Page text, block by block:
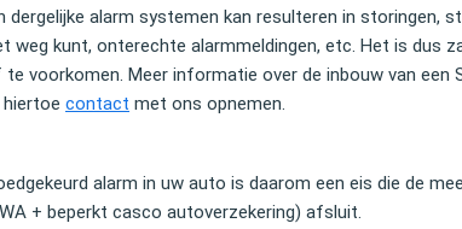
dergelijke alarm systemen kan resulteren in storingen,
weg kunt, onterechte alarmmeldingen, etc. Het is dus
voorkomen. Meer informatie over de inbouw van een
contact met ons opnemen.
alarm in uw auto is daarom een eis die de
+ beperkt casco autoverzekering) afsluit.